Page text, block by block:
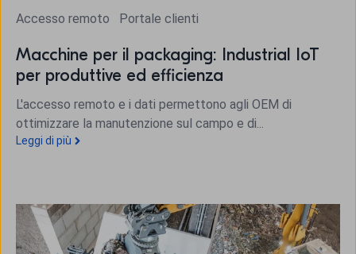
Accesso remoto Portale clienti
Macchine per il packaging: Industrial IoT
per produttive ed efficienza
L'accesso remoto e i dati permettono agli OEM di
ottimizzare la manutenzione sul campo e di...
Leggi di più